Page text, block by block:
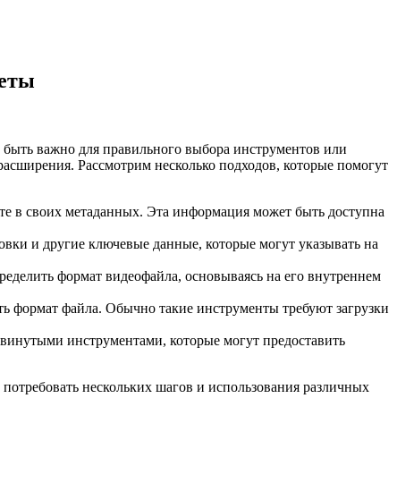
важно для правильного выбора инструментов или
Рассмотрим несколько подходов, которые помогут
в своих метаданных. Эта информация может быть доступна
и другие ключевые данные, которые могут указывать на
формат видеофайла, основываясь на его внутреннем
формат файла. Обычно такие инструменты требуют загрузки
инструментами, которые могут предоставить
нескольких шагов и использования различных